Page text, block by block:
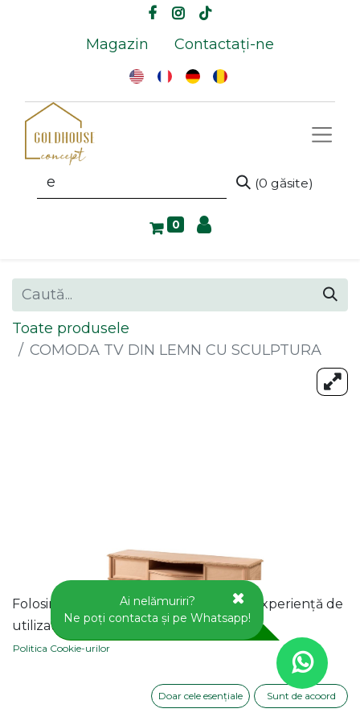
Magazin Contactați-ne
(0 găsite)
0
Toate produsele
COMODA TV DIN LEMN CU SCULPTURA
Folosim cookie-uri pentru a vă oferi o experiență de
utilizator mai bună pe acest site web.
Politica Cookie-urilor
Doar cele esențiale Sunt de acoord
Ai nelămuriri?
Ne poți contacta și pe Whatsapp!